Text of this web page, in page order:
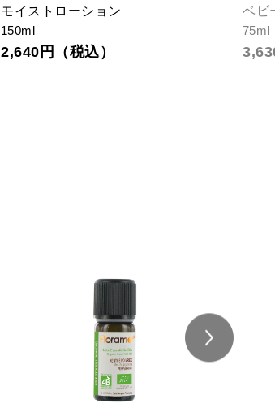
モイストローション
150ml
2,640円（税込）
ベビ
75ml